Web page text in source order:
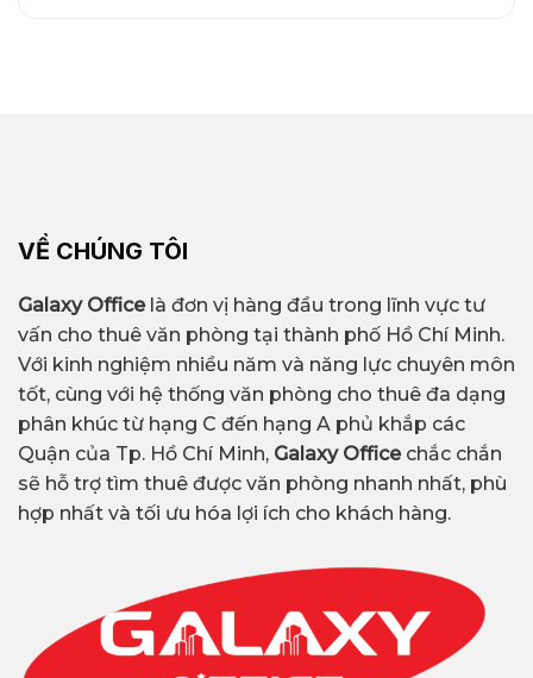
VỀ CHÚNG TÔI
Galaxy Officelà đơn vị hàng đầu trong lĩnh vực tư
vấn cho thuê văn phòng tại thành phố Hồ Chí Minh.
Với kinh nghiệm nhiều năm và năng lực chuyên môn
tốt, cùng với hệ thống văn phòng cho thuê đa dạng
phân khúc từ hạng C đến hạng A phủ khắp các
Quận của Tp. Hồ Chí Minh, Galaxy Office chắc chắn
sẽ hỗ trợ tìm thuê được văn phòng nhanh nhất, phù
hợp nhất và tối ưu hóa lợi ích cho khách hàng.